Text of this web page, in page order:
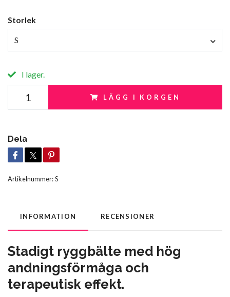
Storlek
S
I lager.
LÄGG I KORGEN
Dela
Artikelnummer:S
INFORMATION RECENSIONER
Stadigt ryggbälte med hög
andningsförmåga och
terapeutisk effekt.